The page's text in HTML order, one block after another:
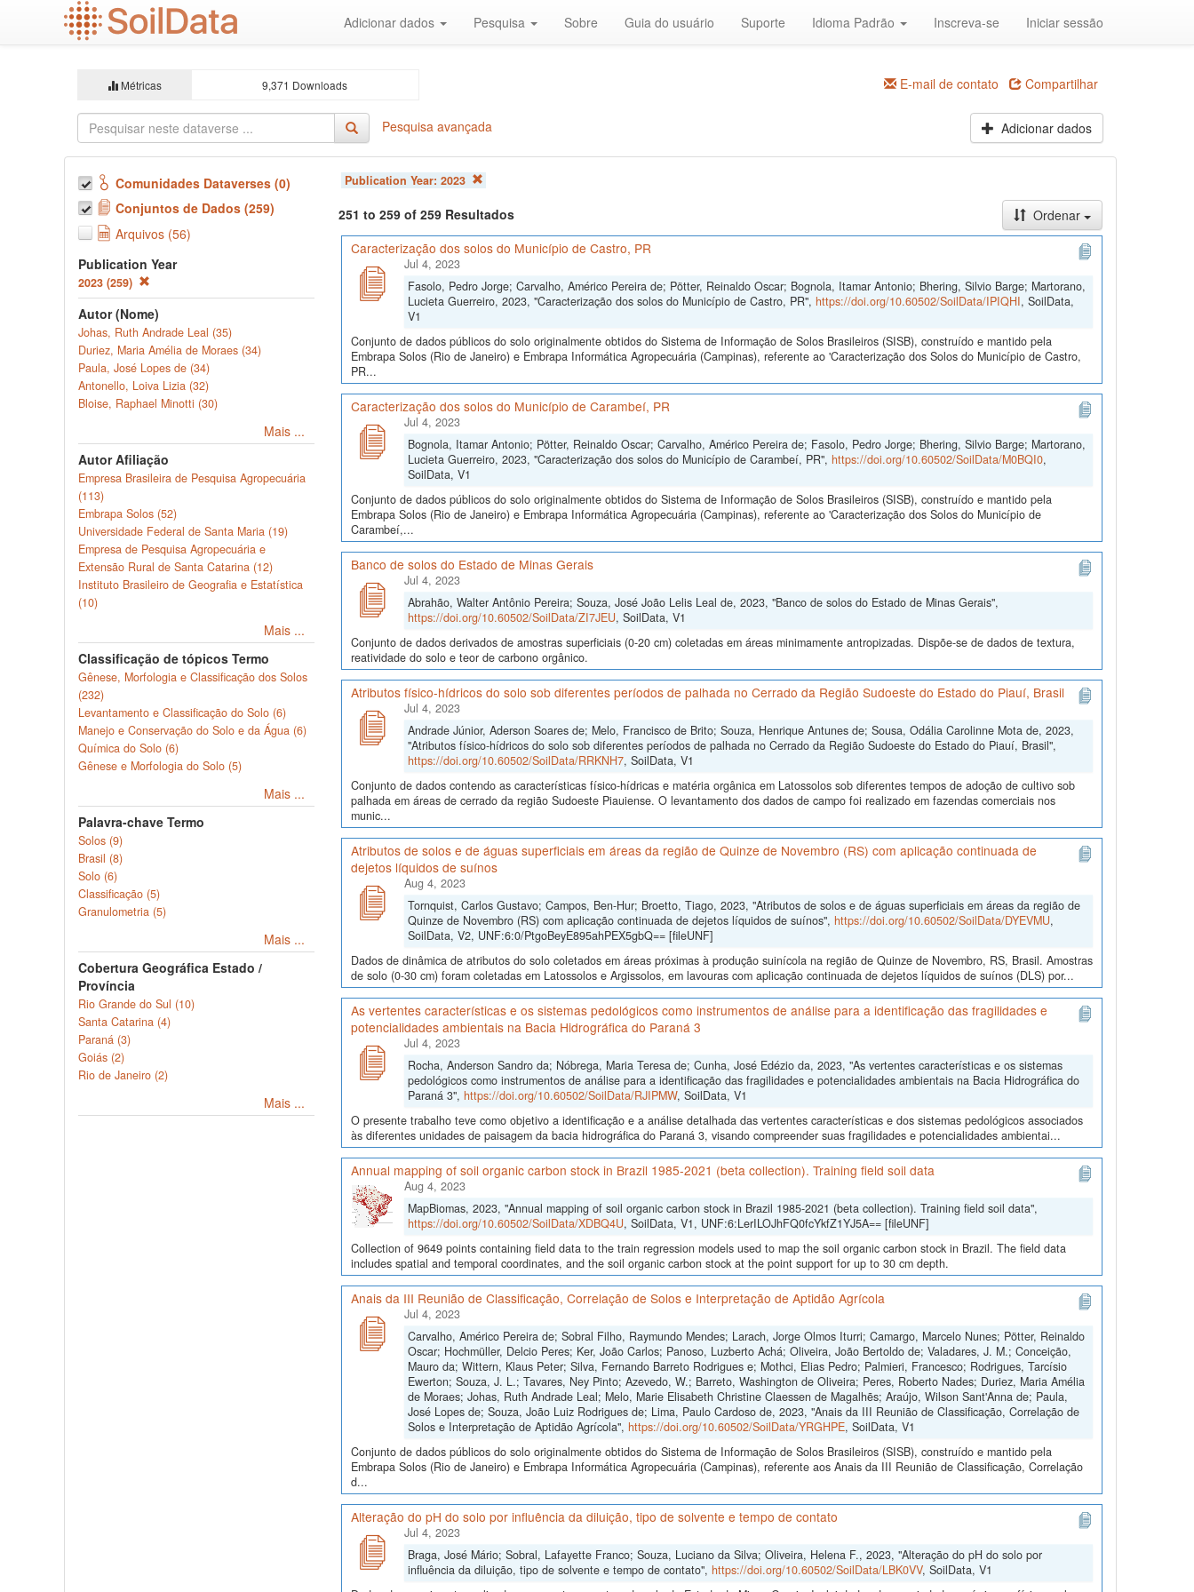
Adicionar dados Pesquisa Sobre Guia do usuário Suporte Idioma Padrão Inscreva-se Iniciar sessão
Métricas 9,371 Downloads E-mail de contato Compartilhar
Pesquisa avançada Adicionar dados
Comunidades Dataverses (0)
Conjuntos de Dados (259)
Arquivos (56)
Publication Year
2023 (259)
Autor (Nome)
Johas, Ruth Andrade Leal (35)
Duriez, Maria Amélia de Moraes (34)
Paula, José Lopes de (34)
Antonello, Loiva Lizia (32)
Bloise, Raphael Minotti (30)
Mais ...
Autor Afiliação
Empresa Brasileira de Pesquisa Agropecuária
(113)
Embrapa Solos (52)
Universidade Federal de Santa Maria (19)
Empresa de Pesquisa Agropecuária e
Extensão Rural de Santa Catarina (12)
Instituto Brasileiro de Geografia e Estatística
(10)
Mais ...
Classificação de tópicos Termo
Gênese, Morfologia e Classificação dos Solos
(232)
Levantamento e Classificação do Solo (6)
Manejo e Conservação do Solo e da Água (6)
Química do Solo (6)
Gênese e Morfologia do Solo (5)
Mais ...
Palavra-chave Termo
Solos (9)
Brasil (8)
Solo (6)
Classificação (5)
Granulometria (5)
Mais ...
Cobertura Geográfica Estado /
Província
Rio Grande do Sul (10)
Santa Catarina (4)
Paraná (3)
Goiás (2)
Rio de Janeiro (2)
Mais ...
Publication Year: 2023
251 to 259 of 259 Resultados
Ordenar
Caracterização dos solos do Município de Castro, PR
Jul 4, 2023
Fasolo, Pedro Jorge; Carvalho, Américo Pereira de; Pötter, Reinaldo Oscar; Bognola, Itamar Antonio; Bhering, Silvio Barge; Martorano,
Lucieta Guerreiro, 2023, "Caracterização dos solos do Município de Castro, PR", https://doi.org/10.60502/SoilData/IPIQHI, SoilData,
V1
Conjunto de dados públicos do solo originalmente obtidos do Sistema de Informação de Solos Brasileiros (SISB), construído e mantido pela
Embrapa Solos (Rio de Janeiro) e Embrapa Informática Agropecuária (Campinas), referente ao 'Caracterização dos Solos do Município de Castro,
PR...
Caracterização dos solos do Município de Carambeí, PR
Jul 4, 2023
Bognola, Itamar Antonio; Pötter, Reinaldo Oscar; Carvalho, Américo Pereira de; Fasolo, Pedro Jorge; Bhering, Silvio Barge; Martorano,
Lucieta Guerreiro, 2023, "Caracterização dos solos do Município de Carambeí, PR", https://doi.org/10.60502/SoilData/M0BQI0,
SoilData, V1
Conjunto de dados públicos do solo originalmente obtidos do Sistema de Informação de Solos Brasileiros (SISB), construído e mantido pela
Embrapa Solos (Rio de Janeiro) e Embrapa Informática Agropecuária (Campinas), referente ao 'Caracterização dos Solos do Município de
Carambeí,...
Banco de solos do Estado de Minas Gerais
Jul 4, 2023
Abrahão, Walter Antônio Pereira; Souza, José João Lelis Leal de, 2023, "Banco de solos do Estado de Minas Gerais",
https://doi.org/10.60502/SoilData/ZI7JEU, SoilData, V1
Conjunto de dados derivados de amostras superficiais (0-20 cm) coletadas em áreas minimamente antropizadas. Dispõe-se de dados de textura,
reatividade do solo e teor de carbono orgânico.
Atributos físico-hídricos do solo sob diferentes períodos de palhada no Cerrado da Região Sudoeste do Estado do Piauí, Brasil
Jul 4, 2023
Andrade Júnior, Aderson Soares de; Melo, Francisco de Brito; Souza, Henrique Antunes de; Sousa, Odália Carolinne Mota de, 2023,
"Atributos físico-hídricos do solo sob diferentes períodos de palhada no Cerrado da Região Sudoeste do Estado do Piauí, Brasil",
https://doi.org/10.60502/SoilData/RRKNH7, SoilData, V1
Conjunto de dados contendo as características físico-hídricas e matéria orgânica em Latossolos sob diferentes tempos de adoção de cultivo sob
palhada em áreas de cerrado da região Sudoeste Piauiense. O levantamento dos dados de campo foi realizado em fazendas comerciais nos
munic...
Atributos de solos e de águas superficiais em áreas da região de Quinze de Novembro (RS) com aplicação continuada de
dejetos líquidos de suínos
Aug 4, 2023
Tornquist, Carlos Gustavo; Campos, Ben-Hur; Broetto, Tiago, 2023, "Atributos de solos e de águas superficiais em áreas da região de
Quinze de Novembro (RS) com aplicação continuada de dejetos líquidos de suínos", https://doi.org/10.60502/SoilData/DYEVMU,
SoilData, V2, UNF:6:0/PtgoBeyE895ahPEX5gbQ== [fileUNF]
Dados de dinâmica de atributos do solo coletados em áreas próximas à produção suinícola na região de Quinze de Novembro, RS, Brasil. Amostras
de solo (0-30 cm) foram coletadas em Latossolos e Argissolos, em lavouras com aplicação continuada de dejetos líquidos de suínos (DLS) por...
As vertentes características e os sistemas pedológicos como instrumentos de análise para a identificação das fragilidades e
potencialidades ambientais na Bacia Hidrográfica do Paraná 3
Jul 4, 2023
Rocha, Anderson Sandro da; Nóbrega, Maria Teresa de; Cunha, José Edézio da, 2023, "As vertentes características e os sistemas
pedológicos como instrumentos de análise para a identificação das fragilidades e potencialidades ambientais na Bacia Hidrográfica do
Paraná 3", https://doi.org/10.60502/SoilData/RJIPMW, SoilData, V1
O presente trabalho teve como objetivo a identificação e a análise detalhada das vertentes características e dos sistemas pedológicos associados
às diferentes unidades de paisagem da bacia hidrográfica do Paraná 3, visando compreender suas fragilidades e potencialidades ambientai...
Annual mapping of soil organic carbon stock in Brazil 1985-2021 (beta collection). Training field soil data
Aug 4, 2023
MapBiomas, 2023, "Annual mapping of soil organic carbon stock in Brazil 1985-2021 (beta collection). Training field soil data",
https://doi.org/10.60502/SoilData/XDBQ4U, SoilData, V1, UNF:6:LerILOJhFQ0fcYkfZ1YJ5A== [fileUNF]
Collection of 9649 points containing field data to the train regression models used to map the soil organic carbon stock in Brazil. The field data
includes spatial and temporal coordinates, and the soil organic carbon stock at the point support for up to 30 cm depth.
Anais da III Reunião de Classificação, Correlação de Solos e Interpretação de Aptidão Agrícola
Jul 4, 2023
Carvalho, Américo Pereira de; Sobral Filho, Raymundo Mendes; Larach, Jorge Olmos Iturri; Camargo, Marcelo Nunes; Pötter, Reinaldo
Oscar; Hochmüller, Delcio Peres; Ker, João Carlos; Panoso, Luzberto Achá; Oliveira, João Bertoldo de; Valadares, J. M.; Conceição,
Mauro da; Wittern, Klaus Peter; Silva, Fernando Barreto Rodrigues e; Mothci, Elias Pedro; Palmieri, Francesco; Rodrigues, Tarcísio
Ewerton; Souza, J. L.; Tavares, Ney Pinto; Azevedo, W.; Barreto, Washington de Oliveira; Peres, Roberto Nades; Duriez, Maria Amélia
de Moraes; Johas, Ruth Andrade Leal; Melo, Marie Elisabeth Christine Claessen de Magalhẽs; Araújo, Wilson Sant'Anna de; Paula,
José Lopes de; Souza, João Luiz Rodrigues de; Lima, Paulo Cardoso de, 2023, "Anais da III Reunião de Classificação, Correlação de
Solos e Interpretação de Aptidão Agrícola", https://doi.org/10.60502/SoilData/YRGHPE, SoilData, V1
Conjunto de dados públicos do solo originalmente obtidos do Sistema de Informação de Solos Brasileiros (SISB), construído e mantido pela
Embrapa Solos (Rio de Janeiro) e Embrapa Informática Agropecuária (Campinas), referente aos Anais da III Reunião de Classificação, Correlação
d...
Alteração do pH do solo por influência da diluição, tipo de solvente e tempo de contato
Jul 4, 2023
Braga, José Mário; Sobral, Lafayette Franco; Souza, Luciano da Silva; Oliveira, Helena F., 2023, "Alteração do pH do solo por
influência da diluição, tipo de solvente e tempo de contato", https://doi.org/10.60502/SoilData/LBK0VV, SoilData, V1